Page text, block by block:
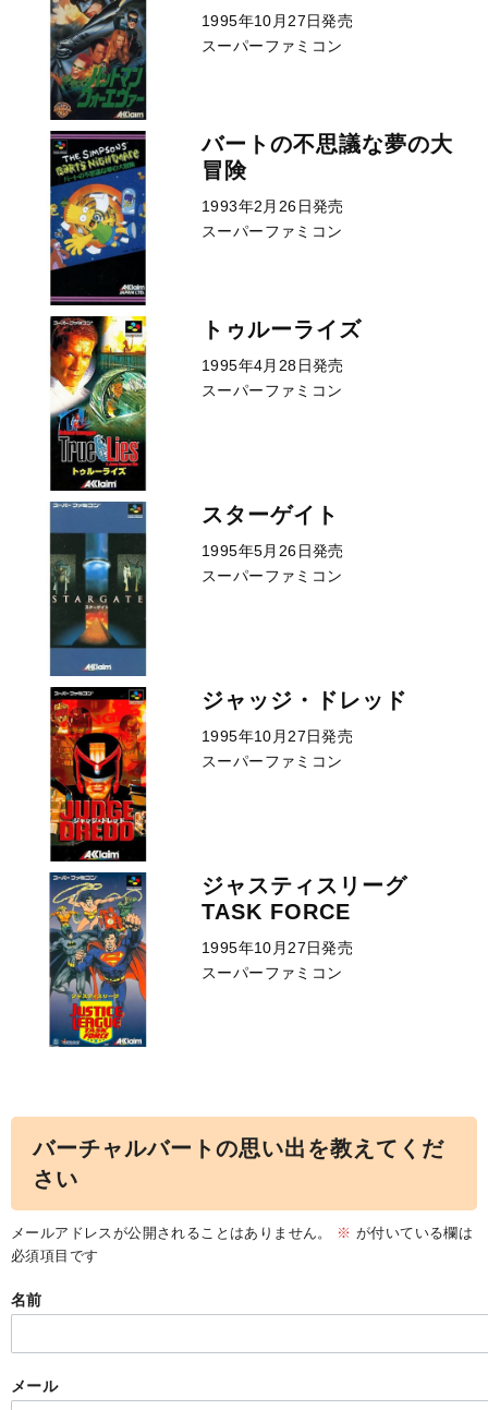
1995年10月27日発売
スーパーファミコン
バートの不思議な夢の大
冒険
1993年2月26日発売
スーパーファミコン
トゥルーライズ
1995年4月28日発売
スーパーファミコン
スターゲイト
1995年5月26日発売
スーパーファミコン
ジャッジ・ドレッド
1995年10月27日発売
スーパーファミコン
ジャスティスリーグ
TASK FORCE
1995年10月27日発売
スーパーファミコン
バーチャルバートの思い出を教えてくだ
さい
メールアドレスが公開されることはありません。 ※ が付いている欄は
必須項目です
名前
メール